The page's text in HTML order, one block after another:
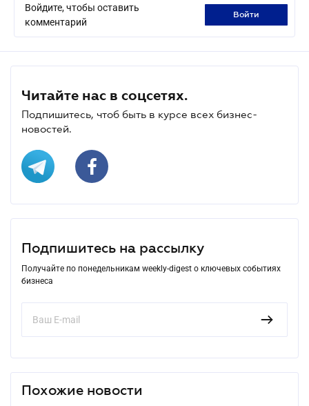
Войдите, чтобы оставить
комментарий
войти
Читайте нас в соцсетях.
Подпишитесь, чтоб быть в курсе всех бизнес-
новостей.
Подпишитесь на рассылку
Получайте по понедельникам weekly-digest о ключевых событиях
бизнеса
Похожие новости